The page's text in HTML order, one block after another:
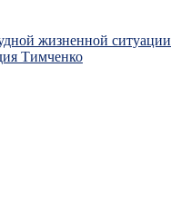
жизненной ситуации
Тимченко